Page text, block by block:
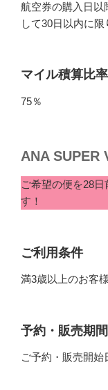
航空券の購入日以
して30日以内に限
マイル積算比率
75％
ANA SUPER
ご希望の便を28
す！
ご利用条件
満3歳以上のお客様
予約・販売期間
ご予約・販売開